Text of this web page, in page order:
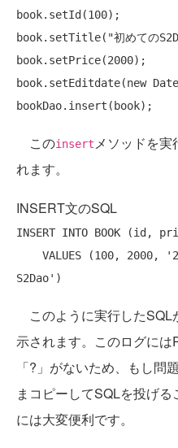
book.setId(100);
book.setTitle( "初めての
book.setPrice(2000);
book.setEditdate(new
このinsertメソッドを実
れます。
INSERT文のSQL
INSERT INTO BOOK (id,
VALUES (100, 2000,
S2Dao'
このように実行したSQL
示されます。このログに
「?」がないため、もし問
まコピーしてSQLを投げ
には大変便利です。